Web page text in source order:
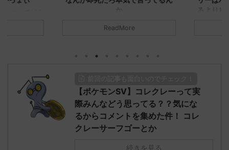
リージョ
ただダグト
れたウミト
た！ (ﾜｯﾁ
う思ってる？ 初めの記事 元のス
01:07:00.69ID:oUI00NrJ0 エクスレ
ッグヘルムかっこいいから助かる 名
無しさん0971 0971 名無しさん、君に
決めた！ (ﾜｯﾁｮｲW b524-NwUu)
2023/06/28(水 ...
ReadMore
るよりビ
2023/06/
え忘れたガ
たラウドボ
【ポケモンSV】コレクレーって実
際みんなどう思ってる？？気にな
るからコメントを集めた件！ コレ
クレーサーフゴーとか
続きを見る